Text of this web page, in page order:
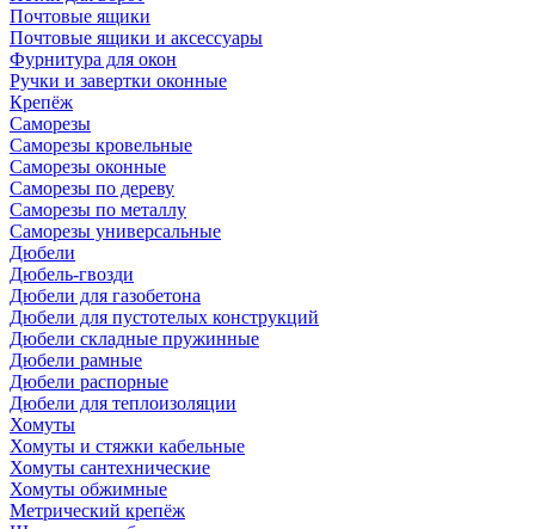
Почтовые ящики
Почтовые ящики и аксессуары
Фурнитура для окон
Ручки и завертки оконные
Крепёж
Саморезы
Саморезы кровельные
Саморезы оконные
Саморезы по дереву
Саморезы по металлу
Саморезы универсальные
Дюбели
Дюбель-гвозди
Дюбели для газобетона
Дюбели для пустотелых конструкций
Дюбели складные пружинные
Дюбели рамные
Дюбели распорные
Дюбели для теплоизоляции
Хомуты
Хомуты и стяжки кабельные
Хомуты сантехнические
Хомуты обжимные
Метрический крепёж